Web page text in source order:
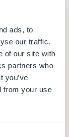
ads, to
our traffic.
of our site with
partners who
you’ve
from your use